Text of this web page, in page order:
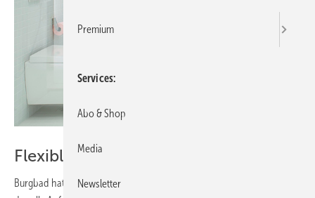
Flexible Waschplatzlösungen
Burgbad hat für seine neue Kollektion Eqio ein Programm gestrickt,
Premium
Services
Abo & Shop
Media
Newsletter